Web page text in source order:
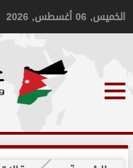
الخميس, 06 أغسطس, 2026